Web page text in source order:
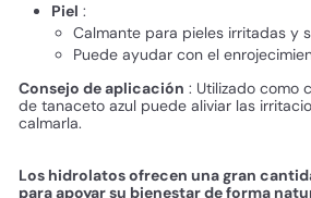
Piel :
Calmante para pieles irritadas y
Puede ayudar con el
Consejo de aplicación : Utilizado como
de tanaceto azul puede aliviar las
calmarla.
Los hidrolatos ofrecen una gran
para apoyar su bienestar de forma